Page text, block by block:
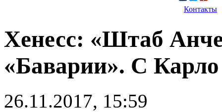
Контакты
Хенесс: «Штаб
«Баварии». С
26.11.2017, 15:59